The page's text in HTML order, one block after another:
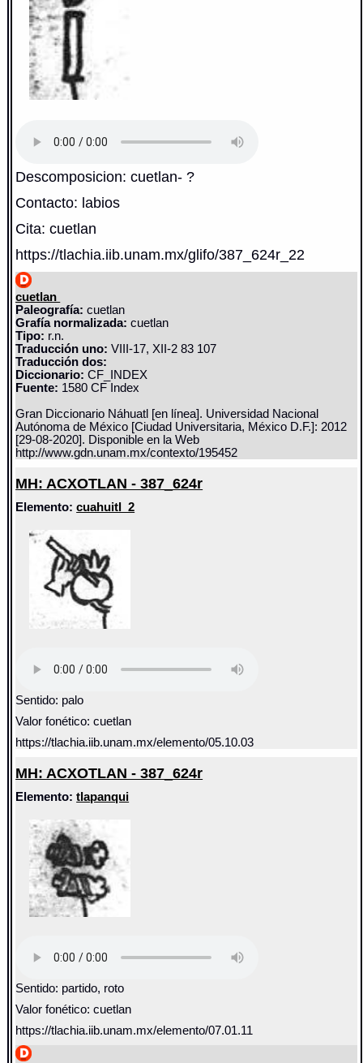
Descomposicion: cuetlan- ?
Contacto: labios
Cita: cuetlan
https://tlachia.iib.unam.mx/glifo/387_624r_22
cuetlan
Paleografía: cuetlan
Grafía normalizada: cuetlan
Tipo: r.n.
Traducción uno: VIII-17, XII-2 83 107
Traducción dos:
Diccionario:CF_INDEX
Fuente: 1580 CF Index
Gran Diccionario Náhuatl [en línea]. Universidad Nacional
Autónoma de México [Ciudad Universitaria, México D.F.]: 2012
[29-08-2020]. Disponible en la Web
http://www.gdn.unam.mx/contexto/195452
MH: ACXOTLAN - 387_624r
Elemento:cuahuitl_2
Sentido: palo
Valor fonético: cuetlan
https://tlachia.iib.unam.mx/elemento/05.10.03
MH: ACXOTLAN - 387_624r
Elemento:tlapanqui
Sentido: partido, roto
Valor fonético: cuetlan
https://tlachia.iib.unam.mx/elemento/07.01.11